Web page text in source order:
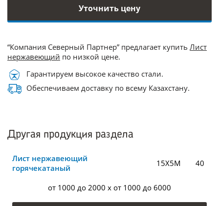
Уточнить цену
“Компания Северный Партнер” предлагает купить Лист
нержавеющий по низкой цене.
Гарантируем высокое качество стали.
Обеспечиваем доставку по всему Казахстану.
Другая продукция раздела
Лист нержавеющий
горячекатаный
15Х5М 40
от 1000 до 2000 x от 1000 до 6000